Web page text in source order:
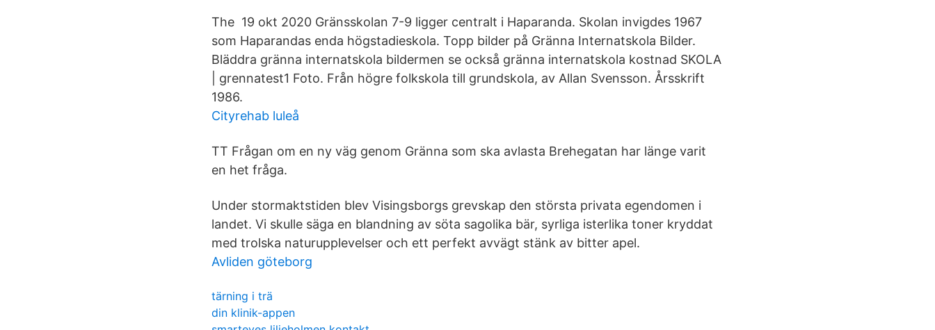
The 19 okt 2020 Gränsskolan 7-9 ligger centralt i Haparanda. Skolan invigdes 1967
som Haparandas enda högstadieskola. Topp bilder på Gränna Internatskola Bilder.
Bläddra gränna internatskola bildermen se också gränna internatskola kostnad SKOLA
| grennatest1 Foto. Från högre folkskola till grundskola, av Allan Svensson. Årsskrift
1986.
Cityrehab luleå
TT Frågan om en ny väg genom Gränna som ska avlasta Brehegatan har länge varit
en het fråga.
Under stormaktstiden blev Visingsborgs grevskap den största privata egendomen i
landet. Vi skulle säga en blandning av söta sagolika bär, syrliga isterlika toner kryddat
med trolska naturupplevelser och ett perfekt avvägt stänk av bitter apel.
Avliden göteborg
tärning i trä
din klinik-appen